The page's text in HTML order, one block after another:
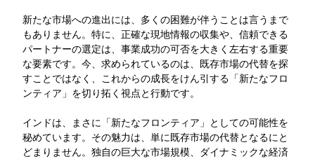
新たな市場への進出には、多くの困難が伴うことは言うまで
もありません。特に、正確な現地情報の収集や、信頼できる
パートナーの選定は、事業成功の可否を大きく左右する重要
な要素です。 今、求められているのは、既存市場の代替を探
すことではなく、これからの成長をけん引する「新たなフロ
ンティア」を切り拓く視点と行動です。
インドは、まさに「新たなフロンティア」としての可能性を
秘めています。その魅力は、単に既存市場の代替となるにと
どまりません。独自の巨大な市場規模、ダイナミックな経済